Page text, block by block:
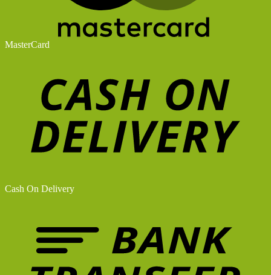
MasterCard
Cash On Delivery